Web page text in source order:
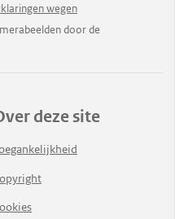
wegen
door de
deze site